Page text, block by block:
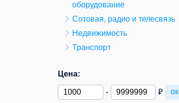
оборудование
Сотовая, радио и телесвязь
Недвижимость
Транспорт
Цена:
- ₽ ок